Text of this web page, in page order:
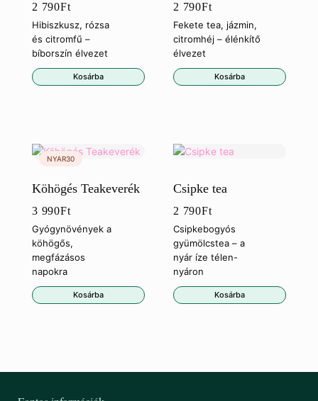
2 790Ft
Hibiszkusz, rózsa
és citromfű –
bíborszín élvezet
Kosárba
2 790Ft
Fekete tea, jázmin,
citromhéj – élénkítő
élvezet
Kosárba
Köhögés Teakeverék
3 990Ft
Gyógynövények a
köhögős,
megfázásos
napokra
Kosárba
Csipke tea
2 790Ft
Csipkebogyós
gyümölcstea – a
nyár íze télen-
nyáron
Kosárba